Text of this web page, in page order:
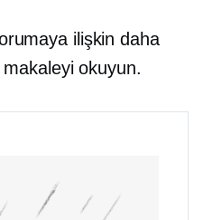
ilişkin daha
okuyun.